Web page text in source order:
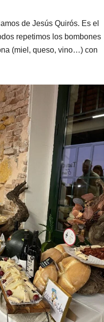
de Jesús Quirós. Es el
repetimos los bombones
(miel, queso, vino…) con